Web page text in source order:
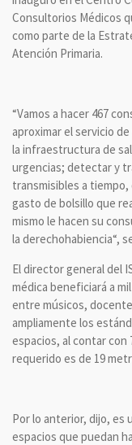
Consultorios Médicos
como parte de la
Atención Primaria.
“Vamos a hacer 467
aproximar el servicio
la infraestructura de
urgencias; detectar y
transmisibles a
gasto de bolsillo que
mismo le hacen su
la derechohabiencia“,
El director general del
médica beneficiará a
entre músicos,
ampliamente los
espacios, al contar con
requerido es de 19
Por lo anterior, dijo, es
espacios que puedan